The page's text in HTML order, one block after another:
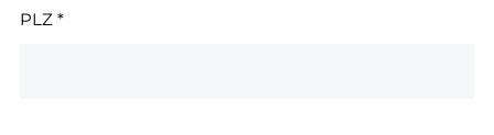
PLZ *